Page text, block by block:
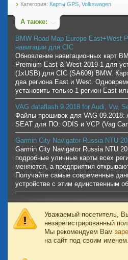
Категория: Карты GPS Volkswagen
А также:
BMW Road Map Europe East+West
навигации для CIC
Обновление навигационных карт
Premium East & West 2019-1 для
(1xUSB) для CIC (SA609) BMW.
два региона East и West.
установить только 1 регион East
VAG dataflash 9.2018 for Audi, Vw,
Файлы прошивок для VAG 09.2018:
SEAT для ПО: ODIS и VCP (Vag
Garmin City Navigator Russia NTU
Garmin City Navigator Russia NTU
подробные уличные карты всех
меняются, а предприятия
Получайте самые современные
устройстве с этим единственным
Уважаемый посетитель,
незарегистрированный
Мы рекомендуем Вам
на сайт под своим именем.